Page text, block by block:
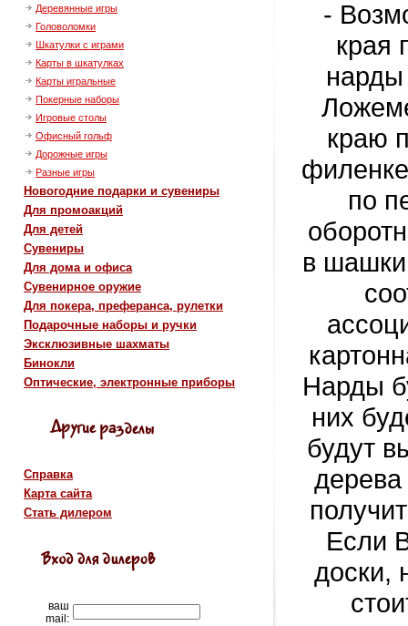
Деревянные игры
Головоломки
Шкатулки с играми
Карты в шкатулках
Карты игральные
Покерные наборы
Игровые столы
Офисный гольф
Дорожные игры
Разные игры
Новогодние подарки и сувениры
Для промоакций
Для детей
Сувениры
Для дома и офиса
Сувенирное оружие
Для покера, преферанса, рулетки
Подарочные наборы и ручки
Эксклюзивные шахматы
Бинокли
Оптические, электронные приборы
Справка
Карта сайта
Стать дилером
ваш
mail:
-
края
краю
по
в
Нарды
них
будут
Если
доски,